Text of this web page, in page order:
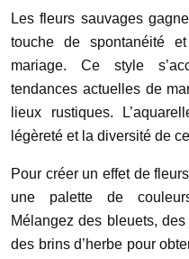
Les fleurs sauvages
touche de spontanéité
mariage. Ce style
tendances actuelles de
lieux rustiques.
légèreté et la diversité de
Pour créer un effet de
une palette de
Mélangez des bleuets,
des brins d’herbe pour